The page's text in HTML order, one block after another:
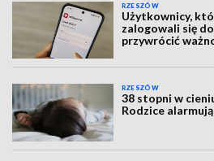
RZESZÓW
Użytkownicy,
zalogowali się
przywrócić
RZESZÓW
38 stopni w
Rodzice